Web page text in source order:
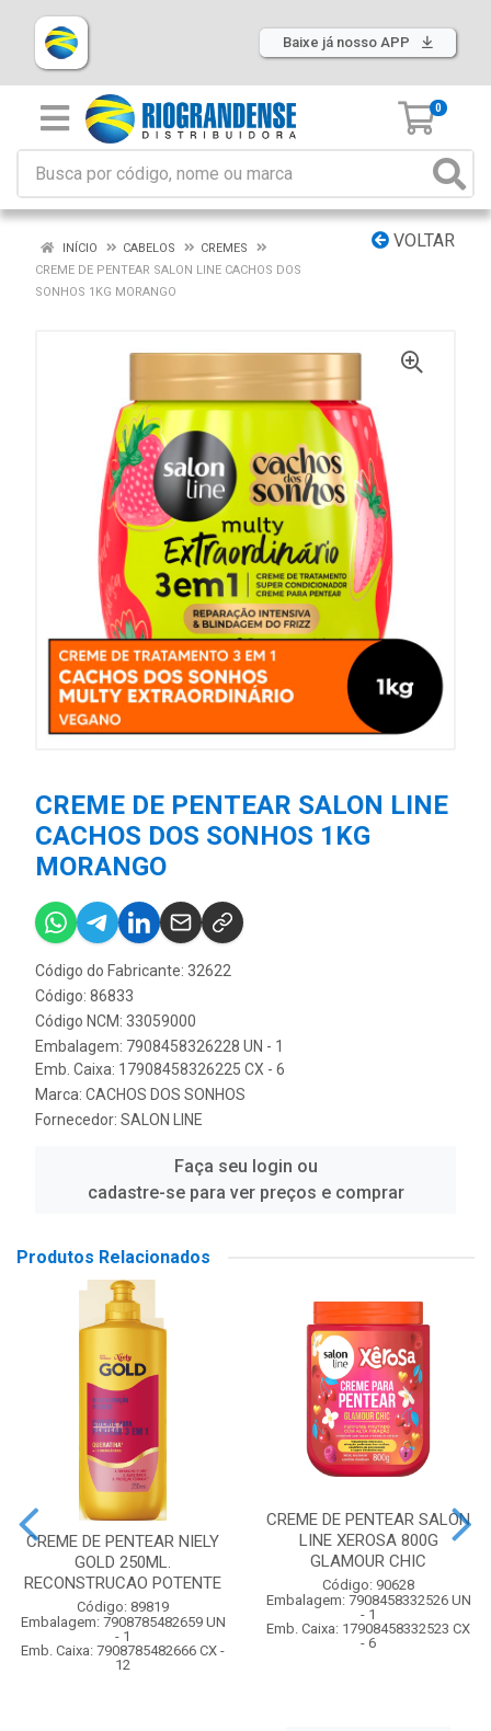
Baixe já nosso APP
0
VOLTAR
INÍCIO CABELOS
CREMES
CREME DE PENTEAR SALON LINE CACHOS DOS
SONHOS 1KG MORANGO
CREME DE PENTEAR SALON LINE
CACHOS DOS SONHOS 1KG
MORANGO
Código do Fabricante: 32622
Código: 86833
Código NCM: 33059000
Embalagem: 7908458326228 UN - 1
Emb. Caixa: 17908458326225 CX - 6
Marca: CACHOS DOS SONHOS
Fornecedor: SALON LINE
Faça seu login ou
cadastre-se para ver preços e comprar
Produtos Relacionados
CREME DE PENTEAR NIELY
GOLD 250ML.
RECONSTRUCAO POTENTE
Código: 89819
Embalagem: 7908785482659 UN
- 1
Emb. Caixa: 7908785482666 CX -
12
CREME DE PENTEAR SALON
LINE XEROSA 800G
GLAMOUR CHIC
Código: 90628
Embalagem: 7908458332526 UN
- 1
Emb. Caixa: 17908458332523 CX
- 6